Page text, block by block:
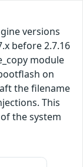
versions
before 2.7.16
module
on
the filename
This
the system